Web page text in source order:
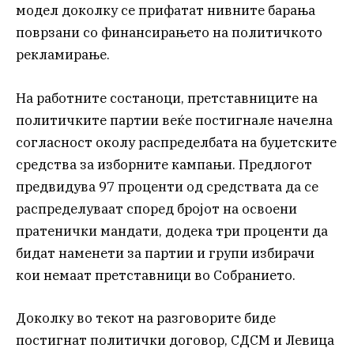
модел доколку се прифатат нивните барања
поврзани со финансирањето на политичкото
рекламирање.
На работните состаноци, претставниците на
политичките партии веќе постигнале начелна
согласност околу распределбата на буџетските
средства за изборните кампањи. Предлогот
предвидува 97 проценти од средствата да се
распределуваат според бројот на освоени
пратенички мандати, додека три проценти да
бидат наменети за партии и групи избирачи
кои немаат претставници во Собранието.
Доколку во текот на разговорите биде
постигнат политички договор, СДСМ и Левица